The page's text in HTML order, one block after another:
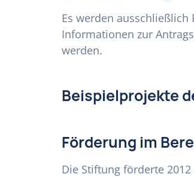
Es werden
Informationen zur
werden.
Beispielprojekte
Förderung im
Die Stiftung förderte